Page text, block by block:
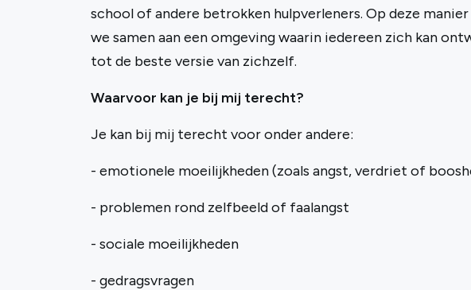
school of andere betrokken hulpverleners. Op deze
we samen aan een omgeving waarin iedereen zich kan
tot de beste versie van zichzelf.
Waarvoor kan je bij mij terecht?
Je kan bij mij terecht voor onder andere:
- emotionele moeilijkheden (zoals angst, verdriet of
- problemen rond zelfbeeld of faalangst
- sociale moeilijkheden
- gedragsvragen